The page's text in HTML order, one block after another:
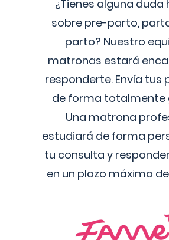
¿Tienes alguna duda
sobre pre-parto,
parto? Nuestro
matronas estará
responderte. Envía tus
de forma totalmente
Una matrona
estudiará de forma
tu consulta y
en un plazo máximo